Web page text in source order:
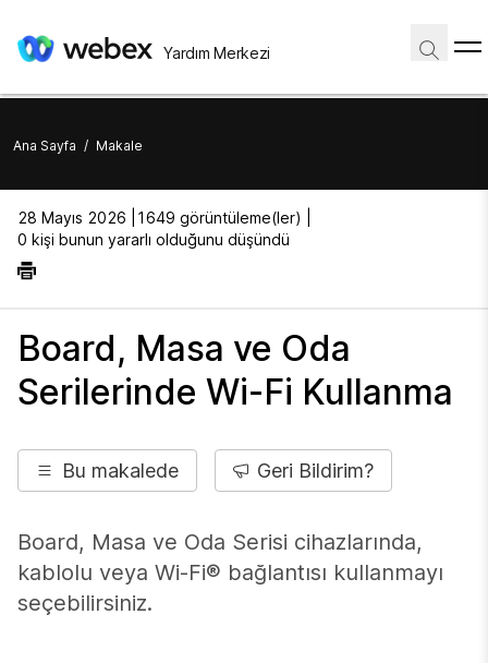
Yardım Merkezi
Ana Sayfa / Makale
28 Mayıs 2026 |
1649 görüntüleme(ler) |
0 kişi bunun yararlı olduğunu düşündü
Board, Masa ve Oda
Serilerinde Wi-Fi Kullanma
Bu makalede Geri Bildirim?
Board, Masa ve Oda Serisi cihazlarında,
kablolu veya Wi-Fi® bağlantısı kullanmayı
seçebilirsiniz.